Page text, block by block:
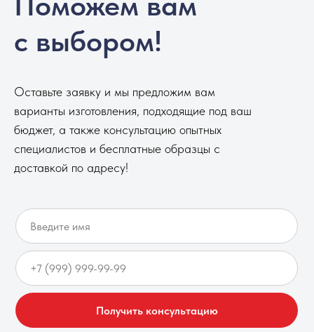
с выбором!
Оставьте заявку и мы предложим вам
варианты изготовления, подходящие под ваш
бюджет, а также консультацию опытных
специалистов и бесплатные образцы с
доставкой по адресу!
Получить консультацию